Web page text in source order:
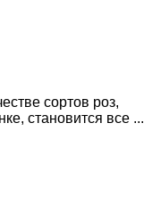
сортов роз,
становится все ...